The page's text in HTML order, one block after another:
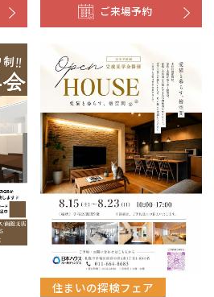
ご来場予約
住まいの探検フェア